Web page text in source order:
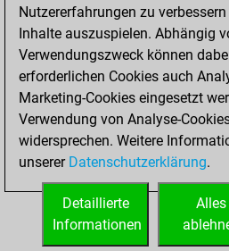
Bauer setzt Matt
Erstickte Matts
Unterverwandlungen
Türme auf der siebten
STARTSEITE
Nutzererfahrungen zu
Inhalte auszuspielen. Abhängig
Verwendungszweck können
erforderlichen Cookies auch
Marketing-Cookies eingesetzt
Verwendung von Analyse-
widersprechen. Weitere
unserer Datenschutzerklärung.
Alles
Detaillierte
Informationen